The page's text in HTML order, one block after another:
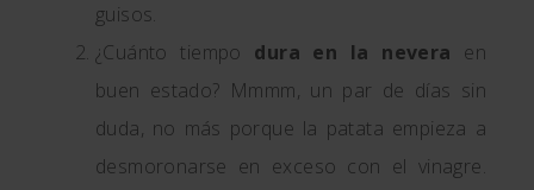
guisos.
¿Cuánto tiempo dura en la nevera en
buen estado? Mmmm, un par de días sin
duda, no más porque la patata empieza a
desmoronarse en exceso con el vinagre.